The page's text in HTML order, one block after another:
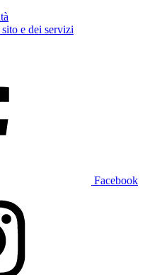
e dei servizi
Facebook